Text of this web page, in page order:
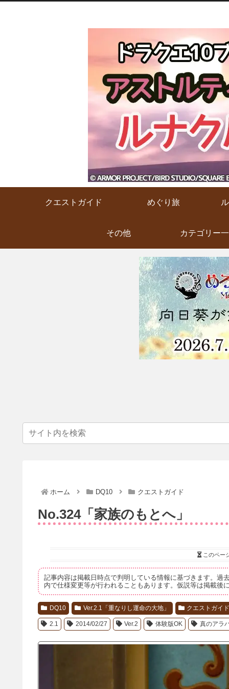
クエストガイド めぐり旅
その他 カテゴリー
ホーム DQ10 クエストガイド
No.324「家族のもとへ」
このペー
記事内容は掲載日時点で判明している情報に基づきます。過
内で仕様変更等が行われることもあります。仮説等は掲載後
DQ10 Ver.2.1「重なりし運命の大地」 クエストガイ
2.1 2014/02/27 Ver.2 体験版OK 真のアラ